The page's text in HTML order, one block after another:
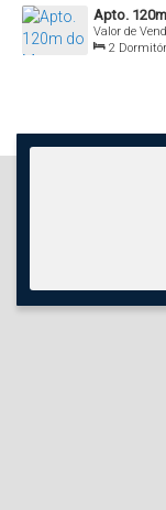
Apto.
Valor de
Bombinhas,
2